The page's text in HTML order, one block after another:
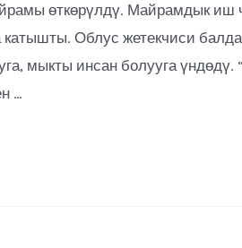
өткөрүлдү. Майрамдык
Облус жетекчиси
мыкты инсан болууга
…